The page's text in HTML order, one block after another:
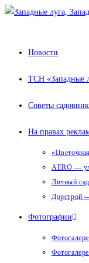
Перейти
Новости
ТСН «Западные
Советы
На правах
AERO —
Личный
Дорстрой
Фотографии